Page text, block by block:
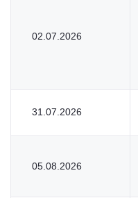
02.07.2026
31.07.2026
05.08.2026